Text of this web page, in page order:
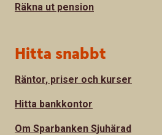
Räkna ut pension
Hitta snabbt
Räntor, priser och kurser
Hitta bankkontor
Om Sparbanken Sjuhärad